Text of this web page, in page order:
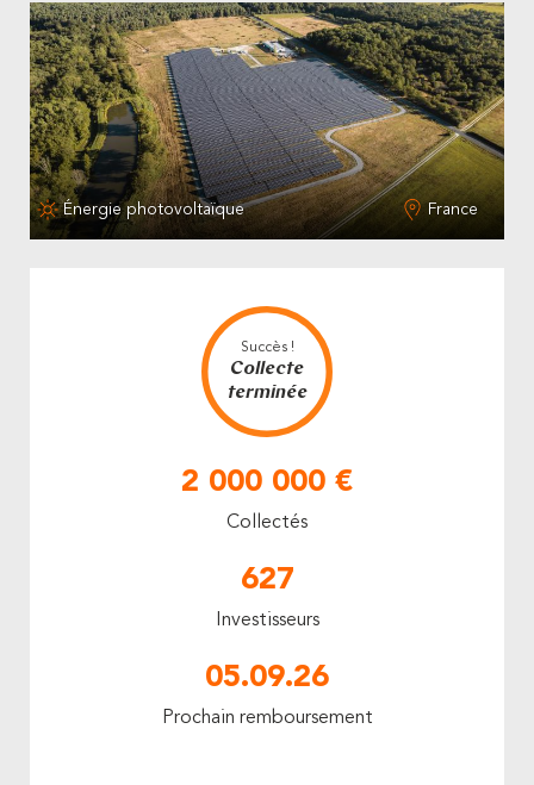
Énergie photovoltaïque France
Succès !
Collecte
terminée
2 000 000 €
Collectés
627
Investisseurs
05.09.26
Prochain remboursement